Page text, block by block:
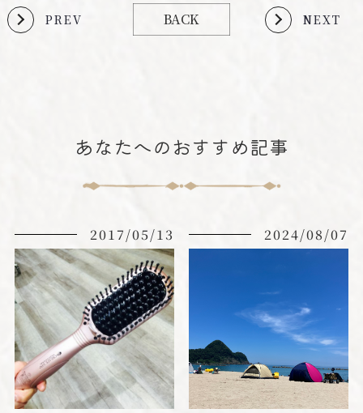
PREV BACK NEXT
あなたへのおすすめ記事
2017/05/13 2024/08/07